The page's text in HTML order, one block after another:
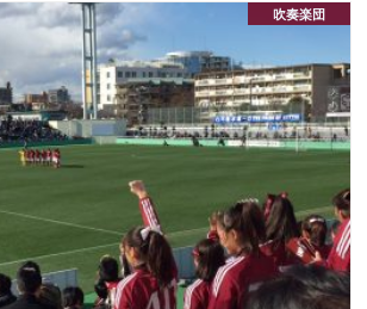
吹奏楽団